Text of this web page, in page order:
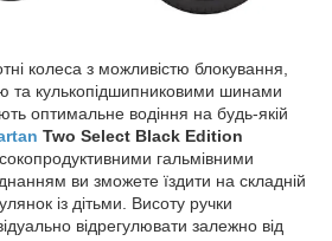
з можливістю блокування,
та кулькопідшипниковими шинами
оптимальне водіння на будь-якій
Two Select Black Edition
гальмівними
ви зможете їздити на складній
із дітьми. Висоту ручки
відрегулювати залежно від